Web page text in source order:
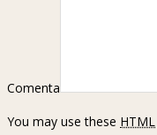
Comenta
You may use these HTML